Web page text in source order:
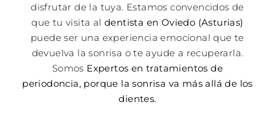
disfrutar de la tuya. Estamos convencidos de
que tu visita aldentista en Oviedo (Asturias)
puede ser una experiencia emocional que te
devuelva la sonrisa o te ayude a recuperarla.
Somos Expertos en tratamientos de
periodoncia, porque la sonrisa va más allá de los
dientes.